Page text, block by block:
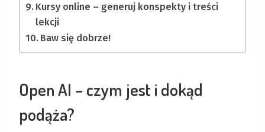
Kursy online – generuj konspekty i treści
lekcji
Baw się dobrze!
Open AI – czym jest i dokąd
podąża?